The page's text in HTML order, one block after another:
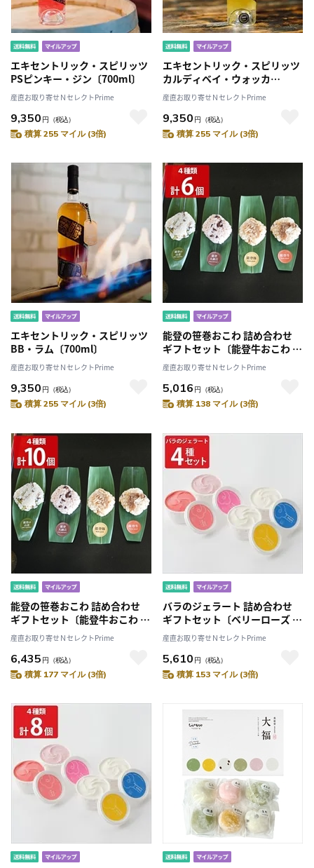
エキセントリック・スピリッツ
PSピンキー・ジン〔700ml〕
産直お取り寄せＮセレクトPrime
9,350 円 （税込）
積算 255 マイル (3倍)
エキセントリック・スピリッツ
カルディベイ・ウォッカ
〔700ml〕
産直お取り寄せＮセレクトPrime
9,350 円 （税込）
積算 255 マイル (3倍)
エキセントリック・スピリッツ
BB・ラム〔700ml〕
産直お取り寄せＮセレクトPrime
9,350 円 （税込）
積算 255 マイル (3倍)
能登の笹巻おこわ 詰め合わせ
ギフトセット〔能登牛おこわ 他
全4種計6個 各90g〕
産直お取り寄せＮセレクトPrime
5,016 円 （税込）
積算 138 マイル (3倍)
能登の笹巻おこわ 詰め合わせ
ギフトセット〔能登牛おこわ 他
全4種計10個 各90g〕
産直お取り寄せＮセレクトPrime
6,435 円 （税込）
積算 177 マイル (3倍)
バラのジェラート 詰め合わせ
ギフトセット〔ベリーローズ ほ
か全4種 各90ml〕
産直お取り寄せＮセレクトPrime
5,610 円 （税込）
積算 153 マイル (3倍)